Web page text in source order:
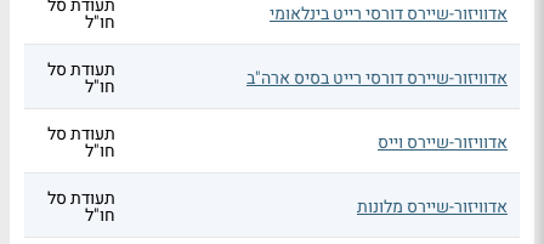
אדוויזור-שיירס דורסי רייט בינלאומי תעודת סל
חו"ל
אדוויזור-שיירס דורסי רייט בסיס ארה"ב תעודת סל
חו"ל
אדוויזור-שיירס וייס תעודת סל
חו"ל
אדוויזור-שיירס מלונות תעודת סל
חו"ל